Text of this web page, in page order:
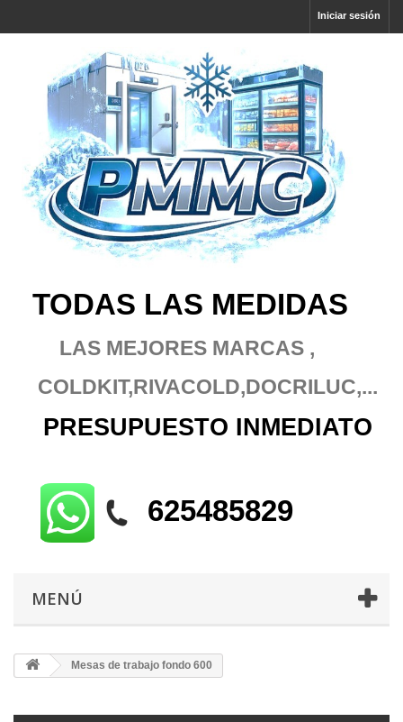
Iniciar sesión
TODAS LAS MEDIDAS
LAS MEJORES MARCAS ,
COLDKIT,RIVACOLD,DOCRILUC,...
PRESUPUESTO INMEDIATO
625485829
MENÚ
Mesas de trabajo fondo 600